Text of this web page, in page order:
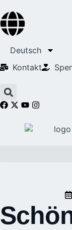
Deutsch
Kontakt